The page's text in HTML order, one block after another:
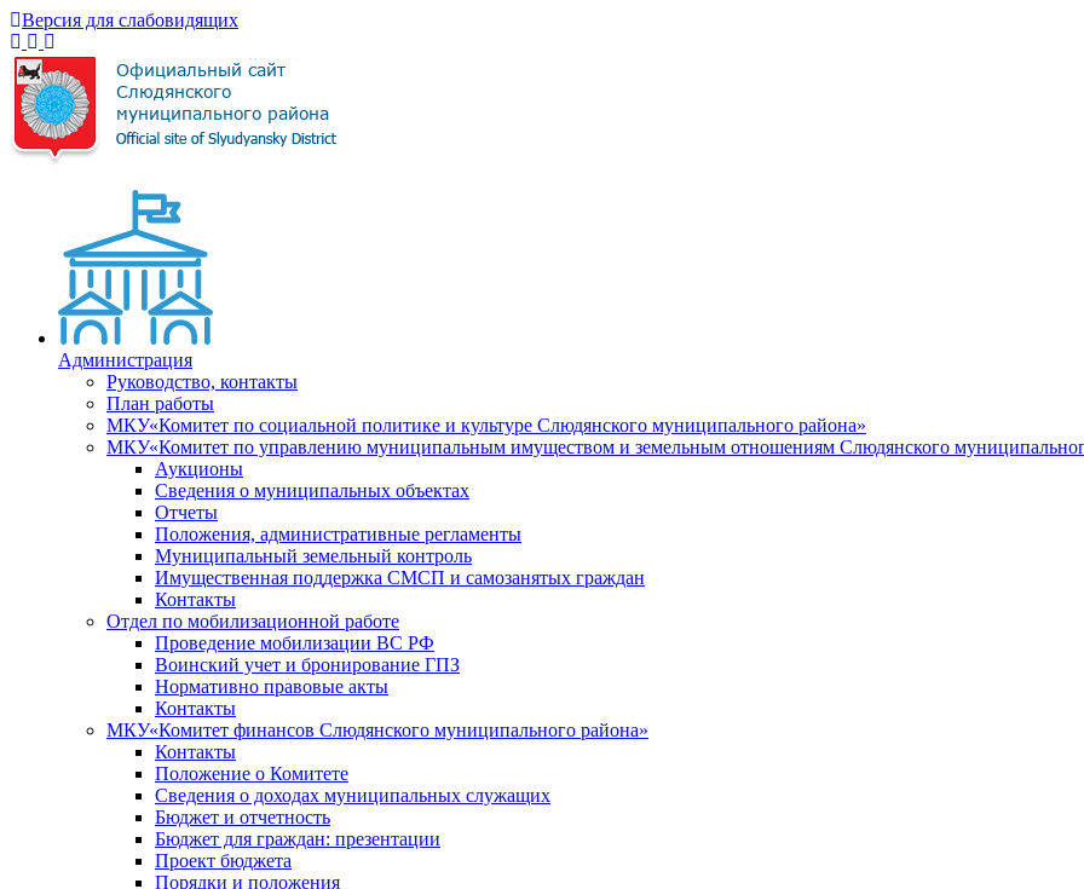
Версия для слабовидящих
Администрация
Руководство, контакты
План работы
МКУ«Комитет по социальной политике и культуре Слюдянского муниципального района»
МКУ«Комитет по управлению муниципальным имуществом и земельным отношениям Слюдянского
Аукционы
Сведения о муниципальных объектах
Отчеты
Положения, административные регламенты
Муниципальный земельный контроль
Имущественная поддержка СМСП и самозанятых граждан
Контакты
Отдел по мобилизационной работе
Проведение мобилизации ВС РФ
Воинский учет и бронирование ГПЗ
Нормативно правовые акты
Контакты
МКУ«Комитет финансов Слюдянского муниципального района»
Контакты
Положение о Комитете
Сведения о доходах муниципальных служащих
Бюджет и отчетность
Бюджет для граждан: презентации
Проект бюджета
Порядки и положения